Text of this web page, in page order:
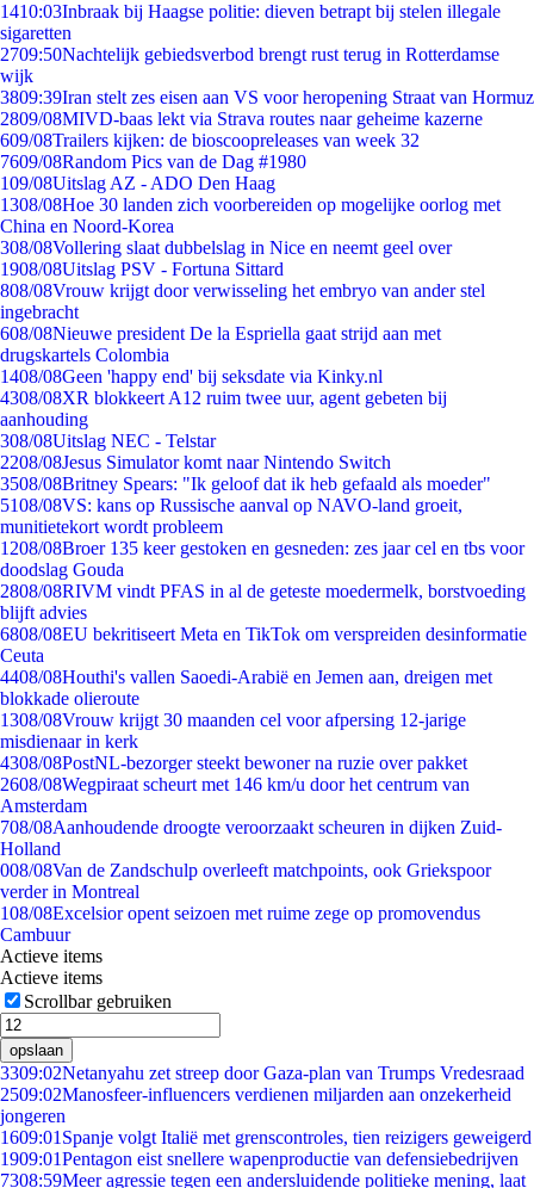
1410:03Inbraak bij Haagse politie: dieven betrapt bij stelen illegale
sigaretten
2709:50Nachtelijk gebiedsverbod brengt rust terug in Rotterdamse
wijk
3809:39Iran stelt zes eisen aan VS voor heropening Straat van Hormuz
2809/08MIVD-baas lekt via Strava routes naar geheime kazerne
609/08Trailers kijken: de bioscoopreleases van week 32
7609/08Random Pics van de Dag #1980
109/08Uitslag AZ - ADO Den Haag
1308/08Hoe 30 landen zich voorbereiden op mogelijke oorlog met
China en Noord-Korea
308/08Vollering slaat dubbelslag in Nice en neemt geel over
1908/08Uitslag PSV - Fortuna Sittard
808/08Vrouw krijgt door verwisseling het embryo van ander stel
ingebracht
608/08Nieuwe president De la Espriella gaat strijd aan met
drugskartels Colombia
1408/08Geen 'happy end' bij seksdate via Kinky.nl
4308/08XR blokkeert A12 ruim twee uur, agent gebeten bij
aanhouding
308/08Uitslag NEC - Telstar
2208/08Jesus Simulator komt naar Nintendo Switch
3508/08Britney Spears: "Ik geloof dat ik heb gefaald als moeder"
5108/08VS: kans op Russische aanval op NAVO-land groeit,
munitietekort wordt probleem
1208/08Broer 135 keer gestoken en gesneden: zes jaar cel en tbs voor
doodslag Gouda
2808/08RIVM vindt PFAS in al de geteste moedermelk, borstvoeding
blijft advies
6808/08EU bekritiseert Meta en TikTok om verspreiden desinformatie
Ceuta
4408/08Houthi's vallen Saoedi-Arabië en Jemen aan, dreigen met
blokkade olieroute
1308/08Vrouw krijgt 30 maanden cel voor afpersing 12-jarige
misdienaar in kerk
4308/08PostNL-bezorger steekt bewoner na ruzie over pakket
2608/08Wegpiraat scheurt met 146 km/u door het centrum van
Amsterdam
708/08Aanhoudende droogte veroorzaakt scheuren in dijken Zuid-
Holland
008/08Van de Zandschulp overleeft matchpoints, ook Griekspoor
verder in Montreal
108/08Excelsior opent seizoen met ruime zege op promovendus
Cambuur
Actieve items
Actieve items
Scrollbar gebruiken
opslaan
3309:02Netanyahu zet streep door Gaza-plan van Trumps Vredesraad
2509:02Manosfeer-influencers verdienen miljarden aan onzekerheid
jongeren
1609:01 Spanje volgt Italië met grenscontroles, tien reizigers geweigerd
1909:01Pentagon eist snellere wapenproductie van defensiebedrijven
7308:59Meer agressie tegen een andersluidende politieke mening, laat